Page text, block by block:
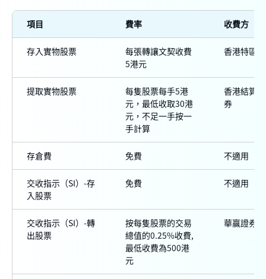
項目 費率 收費方
存入實物股票
每張轉讓文契收費
5港元
香港特區
提取實物股票
每隻股票每手5港
元，最低收取30港
元，不足一手按一
手計算
香港結算
券
存倉費 免費 不適用
交收指示（SI）-存
入股票
免費 不適用
交收指示（SI）-轉
出股票
按每隻股票的交易
總值的0.25%收費,
最低收費為500港
元
華贏證券